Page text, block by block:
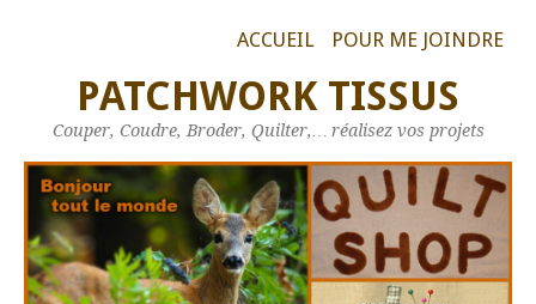
ACCUEIL POUR ME JOINDRE
PATCHWORK TISSUS
Couper, Coudre, Broder, Quilter,… réalisez vos projets